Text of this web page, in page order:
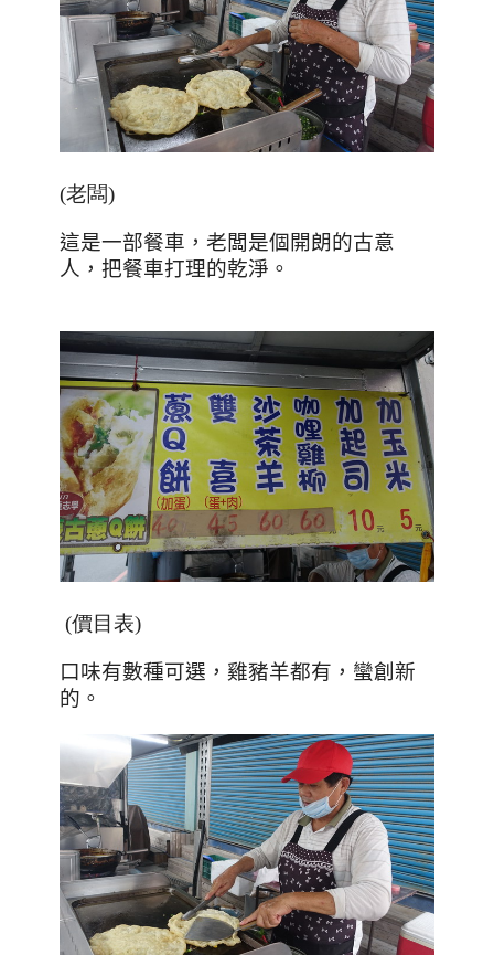
(老闆)
這是一部餐車，老闆是個開朗的古意
人，把餐車打理的乾淨。
(價目表)
口味有數種可選，雞豬羊都有，蠻創新
的。